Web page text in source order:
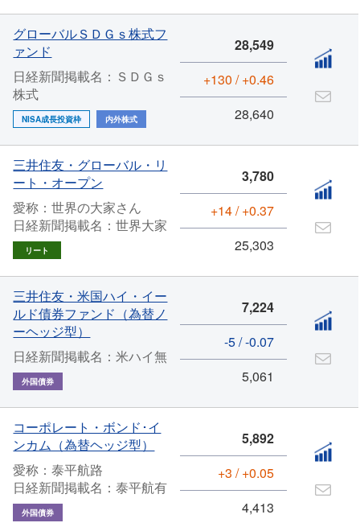
グローバルＳＤＧｓ株式フ
ァンド
日経新聞掲載名：ＳＤＧｓ
株式
NISA成長投資枠 内外株式
28,549
+130 / +0.46
28,640
三井住友・グローバル・リ
ート・オープン
愛称：世界の大家さん
日経新聞掲載名：世界大家
リート
3,780
+14 / +0.37
25,303
三井住友・米国ハイ・イー
ルド債券ファンド（為替ノ
ーヘッジ型）
日経新聞掲載名：米ハイ無
外国債券
7,224
-5 / -0.07
5,061
コーポレート・ボンド･イ
ンカム（為替ヘッジ型）
愛称：泰平航路
日経新聞掲載名：泰平航有
外国債券
5,892
+3 / +0.05
4,413